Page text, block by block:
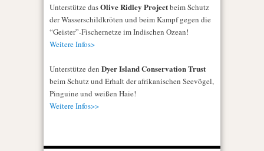
Unterstütze dasOlive Ridley Projectbeim Schutz
der Wasserschildkröten und beim Kampf gegen die
“Geister”-Fischernetze im Indischen Ozean!
Weitere Infos>
Unterstütze den Dyer Island Conservation Trust
beim Schutz und Erhalt der afrikanischen Seevögel,
Pinguine und weißen Haie!
Weitere Infos>>